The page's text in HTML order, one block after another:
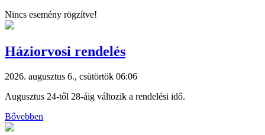
Nincs esemény rögzítve!
Háziorvosi rendelés
2026. augusztus 6., csütörtök 06:06
Augusztus 24-től 28-áig változik a rendelési idő.
Bővebben